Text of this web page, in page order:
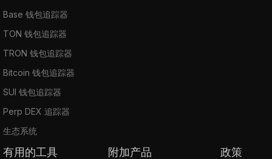
Base 钱包追踪器
TON 钱包追踪器
TRON 钱包追踪器
Bitcoin 钱包追踪器
SUI 钱包追踪器
Perp DEX 追踪器
生态系统
有用的工具 附加产品 政策